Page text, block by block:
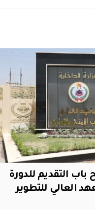
باب التقديم للدورة
32 بالمعهد العالي للتطوير